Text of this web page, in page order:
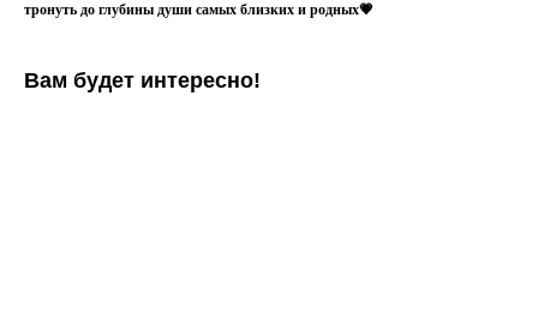
тронуть до глубины души самых близких и родных💗
Вам будет интересно!